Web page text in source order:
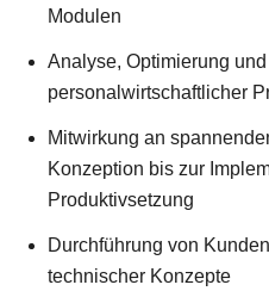
Modulen
Analyse, Optimierung
personalwirtschaftlicher
Mitwirkung an
Konzeption bis zur
Produktivsetzung
Durchführung von
technischer Konzepte